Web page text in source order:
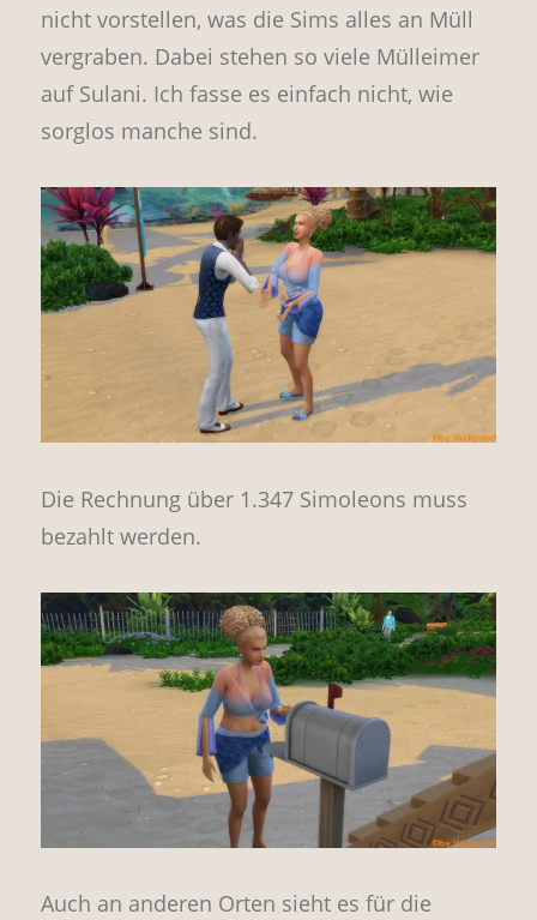
nicht vorstellen, was die Sims alles an Müll
vergraben. Dabei stehen so viele Mülleimer
auf Sulani. Ich fasse es einfach nicht, wie
sorglos manche sind.
Die Rechnung über 1.347 Simoleons muss
bezahlt werden.
Auch an anderen Orten sieht es für die